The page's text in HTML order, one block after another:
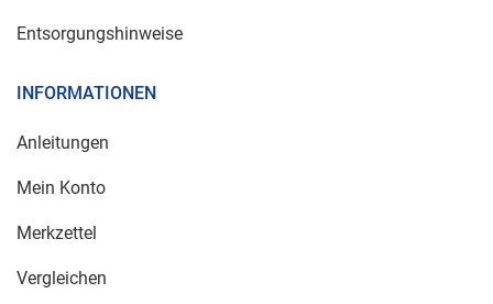
Entsorgungshinweise
INFORMATIONEN
Anleitungen
Mein Konto
Merkzettel
Vergleichen